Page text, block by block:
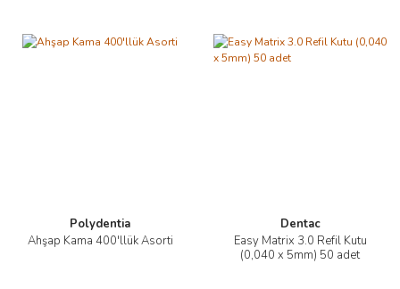
Polydentia
Ahşap Kama 400'llük Asorti
Dentac
Easy Matrix 3.0 Refil Kutu
(0,040 x 5mm) 50 adet